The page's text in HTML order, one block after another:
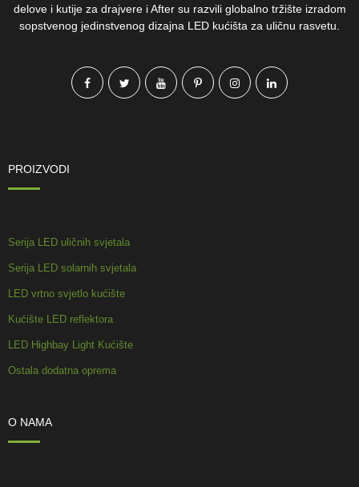
delove i kutije za drajvere i After su razvili globalno tržište izradom
sopstvenog jedinstvenog dizajna LED kućišta za uličnu rasvetu.
PROIZVODI
Serija LED uličnih svjetala
Serija LED solarnih svjetala
LED vrtno svjetlo kućište
Kućište LED reflektora
LED Highbay Light Kućište
Ostala dodatna oprema
O NAMA